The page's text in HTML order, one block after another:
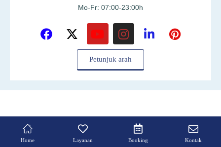
Mo-Fr: 07:00-23:00h
Petunjuk arah
Home Layanan Booking Kontak